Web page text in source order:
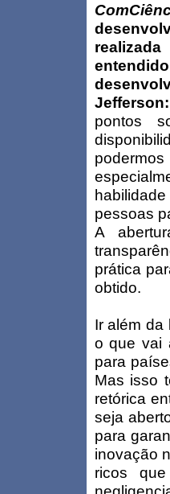
Jefferson:
pontos
pessoas
A
prática
obtido.
Ir além da
o que vai
para
Mas isso
retórica
seja
para
inovação
ricos